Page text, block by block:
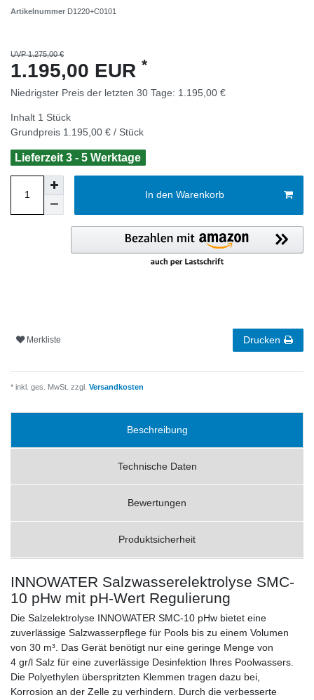
Artikelnummer D1220+C0101
UVP 1.275,00 €
1.195,00 EUR *
Niedrigster Preis der letzten 30 Tage: 1.195,00 €
Inhalt 1 Stück
Grundpreis 1.195,00 € / Stück
Lieferzeit 3 - 5 Werktage
In den Warenkorb
Merkliste Drucken
* inkl. ges. MwSt. zzgl. Versandkosten
Beschreibung
Technische Daten
Bewertungen
Produktsicherheit
INNOWATER Salzwasserelektrolyse SMC-
10 pHw mit pH-Wert Regulierung
Die Salzelektrolyse INNOWATER SMC-10 pHw bietet eine
zuverlässige Salzwasserpflege für Pools bis zu einem Volumen
von 30 m³. Das Gerät benötigt nur eine geringe Menge von
4 gr/l Salz für eine zuverlässige Desinfektion Ihres Poolwassers.
Die Polyethylen überspritzten Klemmen tragen dazu bei,
Korrosion an der Zelle zu verhindern. Durch die verbesserte